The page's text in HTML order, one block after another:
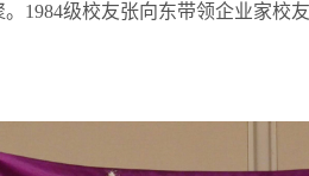
1984级校友张向东带领企业家校